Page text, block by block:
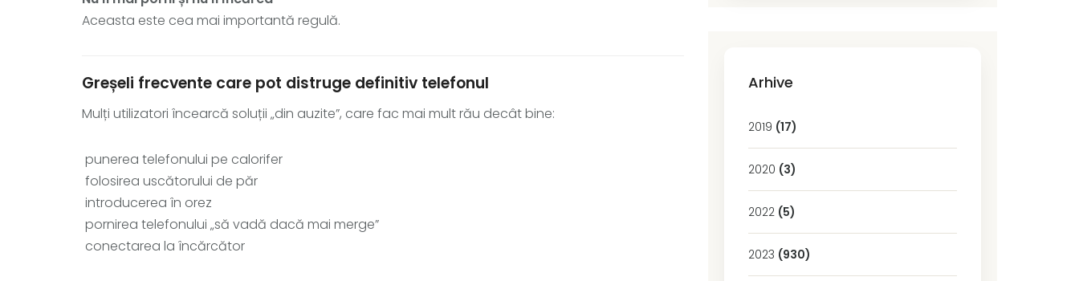
Aceasta este cea mai importantă regulă.
Greșeli frecvente care pot distruge definitiv telefonul
Mulți utilizatori încearcă soluții „din auzite”, care fac mai mult rău decât bine:
punerea telefonului pe calorifer
folosirea uscătorului de păr
introducerea în orez
pornirea telefonului „să vadă dacă mai merge”
conectarea la încărcător
Arhive
2019 (17)
2020 (3)
2022 (5)
2023 (930)